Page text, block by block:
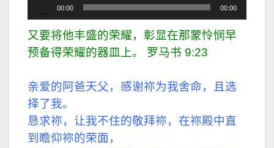
频
播
放
00:00 00:00
又要将他丰盛的荣耀，彰显在那蒙怜悯早
预备得荣耀的器皿上。 罗马书 9:23
亲爱的阿爸天父，感谢祢为我舍命，且选
择了我。
恳求祢，让我不住的敬拜祢，在祢殿中直
到瞻仰祢的荣面，